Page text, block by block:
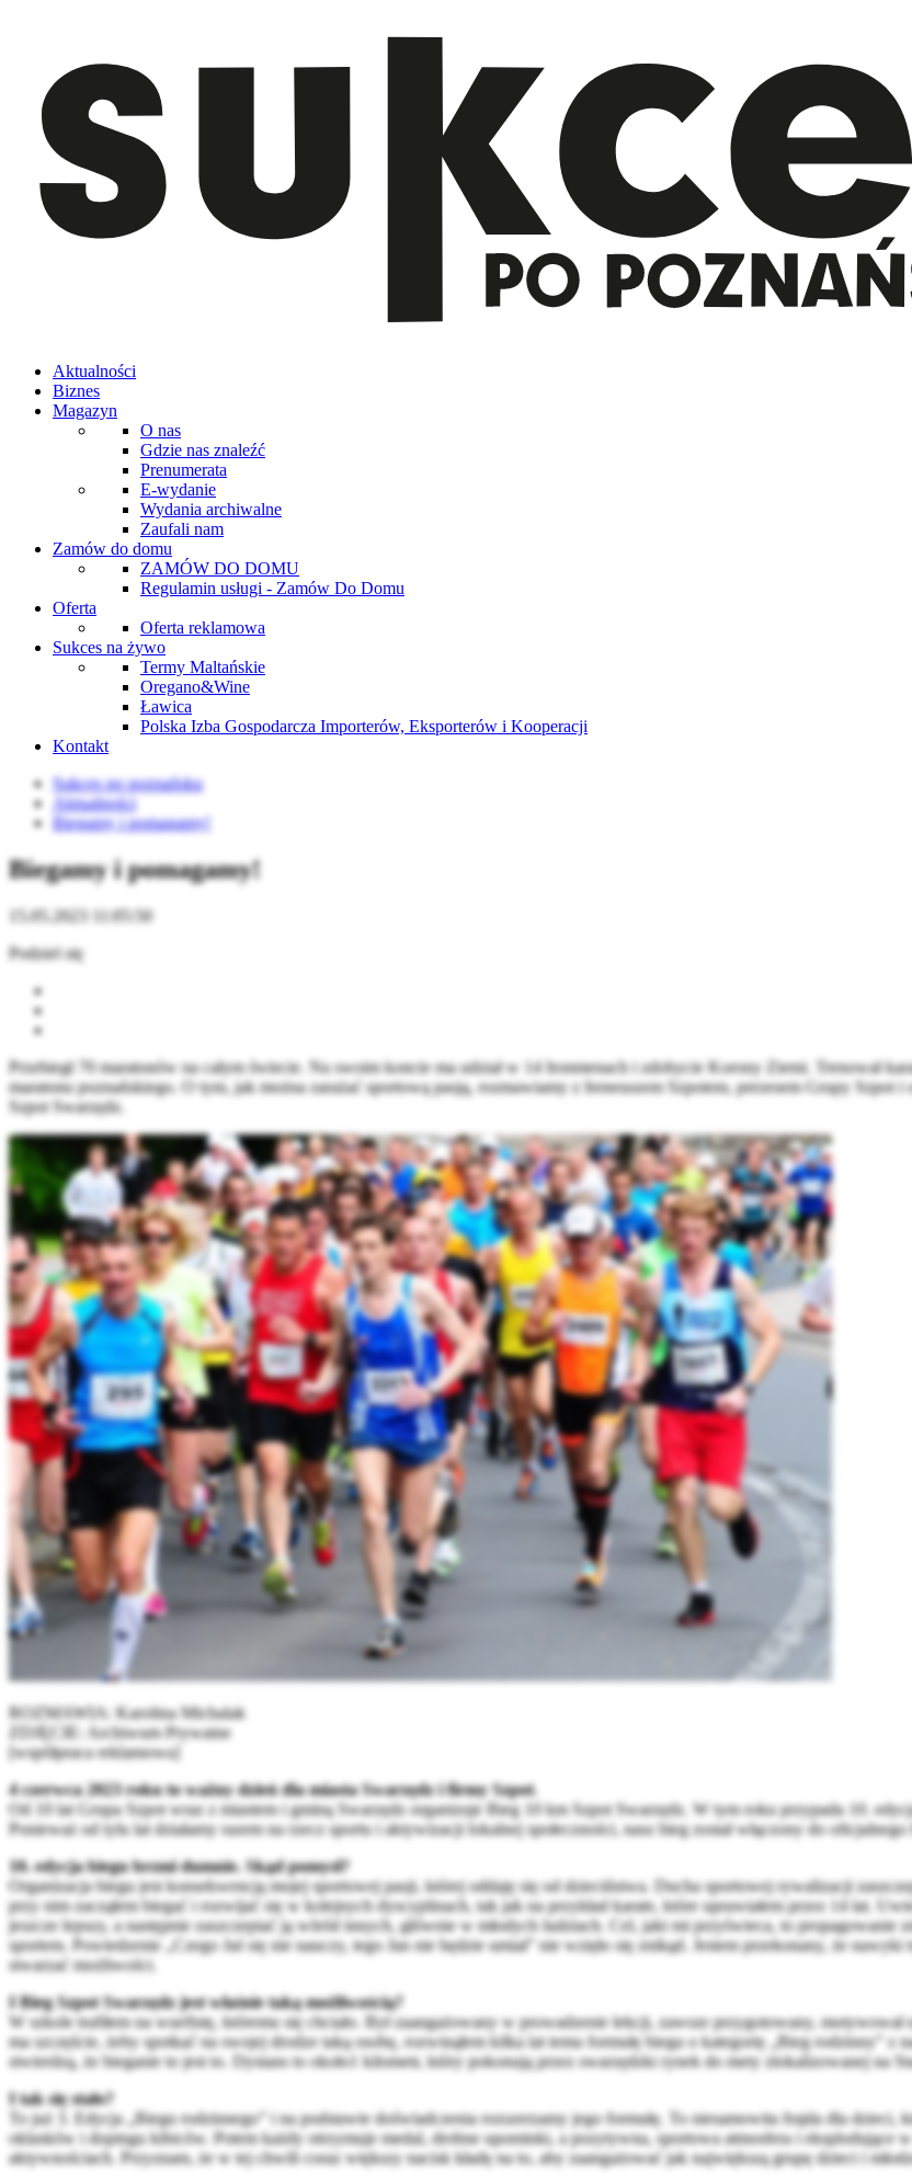
Aktualności
Biznes
Magazyn
O nas
Gdzie nas znaleźć
Prenumerata
E-wydanie
Wydania archiwalne
Zaufali nam
Zamów do domu
ZAMÓW DO DOMU
Regulamin usługi - Zamów Do Domu
Oferta
Oferta reklamowa
Sukces na żywo
Termy Maltańskie
Oregano&Wine
Ławica
Polska Izba Gospodarcza Importerów, Eksporterów i Kooperacji
Kontakt
Sukces po poznańsku
Aktualności
Biegamy i pomagamy!
Biegamy i pomagamy!
15.05.2023 11:05:50
Podziel się
Przebiegł 70 maratonów na całym świecie. Na swoim koncie ma udział w 14 Ironmenach i zdobycie Korony Ziemi. Trenował
maratonu poznańskiego. O tym, jak można zarażać sportową pasją, rozmawiamy z Ireneuszem Szpotem, prezesem Grupy
Szpot Swarzędz.
ROZMAWIA: Karolina Michalak
ZDJĘCIE: Archiwum Prywatne
[współpraca reklamowa]
4 czerwca 2023 roku to ważny dzień dla miasta Swarzędz i firmy Szpot.
Od 10 lat Grupa Szpot wraz z miastem i gminą Swarzędz organizuje Bieg 10 km Szpot Swarzędz. W tym roku przypada 10.
Ponieważ od tylu lat działamy razem na rzecz sportu i aktywizacji lokalnej społeczności, nasz bieg został włączony do
10. edycja biegu brzmi dumnie. Skąd pomysł?
Organizacja biegu jest konsekwencją mojej sportowej pasji, której oddaję się od dzieciństwa. Ducha sportowej rywalizacji
przy nim zacząłem biegać i rozwijać się w kolejnych dyscyplinach, tak jak na przykład karate, które uprawiałem przez 14 lat.
jeszcze lepszy, a następnie zaszczepiać ją wśród innych, głównie w młodych ludziach. Cel, jaki mi przyświeca, to
sportem. Powiedzenie „Czego Jaś się nie nauczy, tego Jan nie będzie umiał” nie wzięło się znikąd. Jestem przekonany, że
stwarzać możliwości.
I Bieg Szpot Swarzędz jest właśnie taką możliwością?
W szkole trafiłem na wuefistę, któremu się chciało. Był zaangażowany w prowadzenie lekcji, zawsze przygotowany,
ma szczęście, żeby spotkać na swojej drodze taką osobę, rozwinąłem kilka lat temu formułę biegu o kategorię „Bieg rodzinny” z
stwierdzą, że bieganie to jest to. Dystans to około1 kilometr, który pokonują przez swarzędzki rynek do mety zlokalizowanej na
I tak się stało?
To już 3. Edycja „Biegu rodzinnego” i na podstawie doświadczenia rozszerzamy jego formułę. To niesamowita frajda dla
oklasków i dopingu kibiców. Potem każdy otrzymuje medal, drobne upominki, a pozytywna, sportowa atmosfera i
aktywnościach. Przyznam, że w tej chwili coraz większy nacisk kładę na to, aby zaangażować jak największą grupę dzieci i